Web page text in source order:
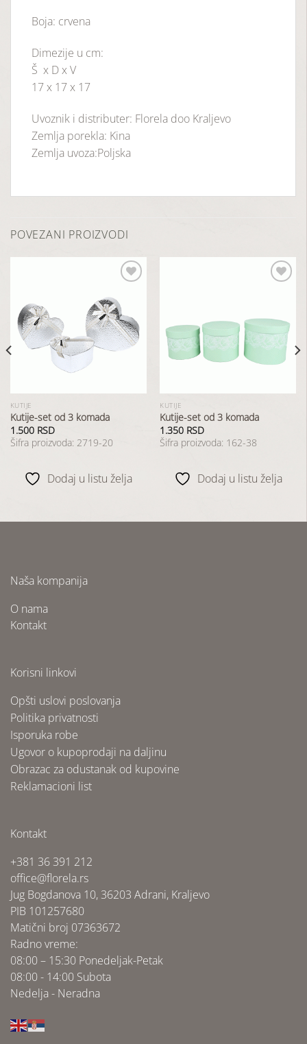
Boja: crvena
Dimezije u cm:
Š x D x V
17 x 17 x 17
Uvoznik i distributer: Florela doo Kraljevo
Zemlja porekla: Kina
Zemlja uvoza:Poljska
POVEZANI PROIZVODI
Dodaj
u
listu
želja
KUTIJE
Kutije-set od 3 komada
1.500 RSD
Šifra proizvoda: 2719-20
Dodaj u listu želja
u
listu
želja
KUTIJE
Kutije-set od 3 komada
1.350 RSD
Šifra proizvoda: 162-38
Dodaj u listu želja
Naša kompanija
O nama
Kontakt
Korisni linkovi
Opšti uslovi poslovanja
Politika privatnosti
Isporuka robe
Ugovor o kupoprodaji na daljinu
Obrazac za odustanak od kupovine
Reklamacioni list
Kontakt
+381 36 391 212
office@florela.rs
Jug Bogdanova 10, 36203 Adrani, Kraljevo
PIB 101257680
Matični broj 07363672
Radno vreme:
08:00 – 15:30 Ponedeljak-Petak
08:00 - 14:00 Subota
Nedelja - Neradna